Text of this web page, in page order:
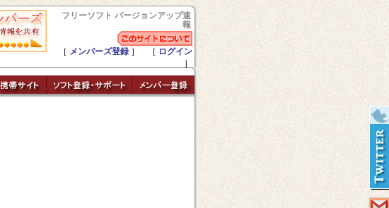
フリーソフト バージョンアップ速
報
［ メンバーズ登録 ］ ［ ログイン
］